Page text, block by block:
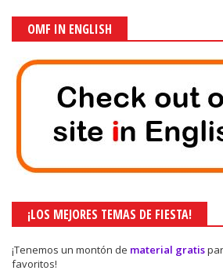
OMF IN ENGLISH
¡LOS MEJORES TEMAS DE FIESTA!
¡Tenemos un montón de material gratis
favoritos!